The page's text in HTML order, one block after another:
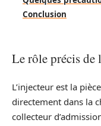
Conclusion
Le rôle précis de
L’injecteur est la
directement dans la
collecteur